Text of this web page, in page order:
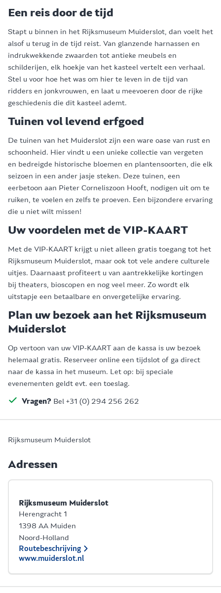
Een reis door de tijd
Stapt u binnen in het Rijksmuseum Muiderslot, dan voelt het
alsof u terug in de tijd reist. Van glanzende harnassen en
indrukwekkende zwaarden tot antieke meubels en
schilderijen, elk hoekje van het kasteel vertelt een verhaal.
Stel u voor hoe het was om hier te leven in de tijd van
ridders en jonkvrouwen, en laat u meevoeren door de rijke
geschiedenis die dit kasteel ademt.
Tuinen vol levend erfgoed
De tuinen van het Muiderslot zijn een ware oase van rust en
schoonheid. Hier vindt u een unieke collectie van vergeten
en bedreigde historische bloemen en plantensoorten, die elk
seizoen in een ander jasje steken. Deze tuinen, een
eerbetoon aan Pieter Corneliszoon Hooft, nodigen uit om te
ruiken, te voelen en zelfs te proeven. Een bijzondere ervaring
die u niet wilt missen!
Uw voordelen met de VIP-KAART
Met de VIP-KAART krijgt u niet alleen gratis toegang tot het
Rijksmuseum Muiderslot, maar ook tot vele andere culturele
uitjes. Daarnaast profiteert u van aantrekkelijke kortingen
bij theaters, bioscopen en nog veel meer. Zo wordt elk
uitstapje een betaalbare en onvergetelijke ervaring.
Plan uw bezoek aan het Rijksmuseum
Muiderslot
Op vertoon van uw VIP-KAART aan de kassa is uw bezoek
helemaal gratis. Reserveer online een tijdslot of ga direct
naar de kassa in het museum. Let op: bij speciale
evenementen geldt evt. een toeslag.
Vragen? Bel +31 (0) 294 256 262
Rijksmuseum Muiderslot
Adressen
Rijksmuseum Muiderslot
Herengracht 1
1398 AA Muiden
Noord-Holland
Routebeschrijving
www.muiderslot.nl